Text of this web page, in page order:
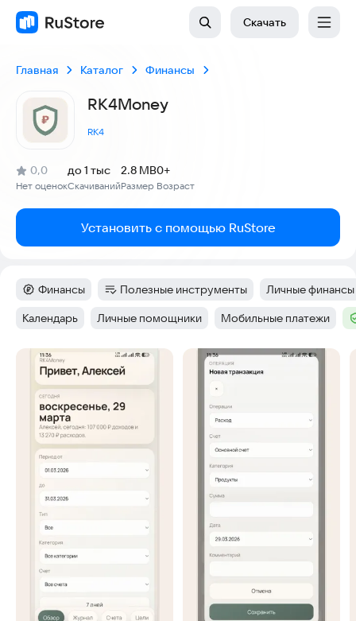
Скачать
Главная Каталог Финансы
RK4Money
RK4
Рейтинг:
0,0
(
Нет оценок
)
Скачиваний
до 1 тыс
Размер
2.8 MB
Возраст
0+
Установить с помощью RuStore
Категория:
Финансы Категория:
Полезные инструменты Тег:
Личные финансы
Тег:
Календарь Тег:
Личные помощники Тег:
Мобильные платежи
Скриншоты